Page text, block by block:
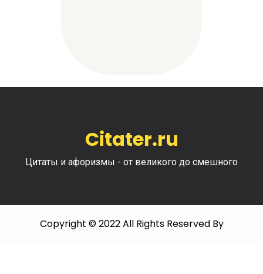
Citater.ru
Цитаты и афоризмы - от великого до смешного
Copyright © 2022 All Rights Reserved By